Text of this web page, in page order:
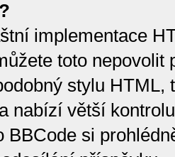
implementace
toto
stylu HTML,
nabízí větší
BBCode si